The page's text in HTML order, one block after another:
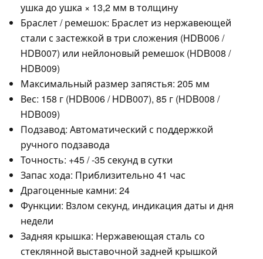
ушка до ушка × 13,2 мм в толщину
Браслет / ремешок: Браслет из нержавеющей
стали с застежкой в три сложения (HDB006 /
HDB007) или нейлоновый ремешок (HDB008 /
HDB009)
Максимальный размер запястья: 205 мм
Вес: 158 г (HDB006 / HDB007), 85 г (HDB008 /
HDB009)
Подзавод: Автоматический с поддержкой
ручного подзавода
Точность: +45 / -35 секунд в сутки
Запас хода: Приблизительно 41 час
Драгоценные камни: 24
Функции: Взлом секунд, индикация даты и дня
недели
Задняя крышка: Нержавеющая сталь со
стеклянной выставочной задней крышкой